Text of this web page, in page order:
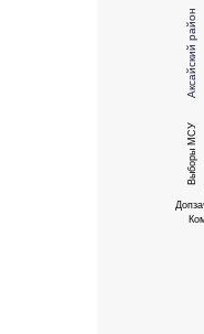
Аксайский район
Выборы МСУ